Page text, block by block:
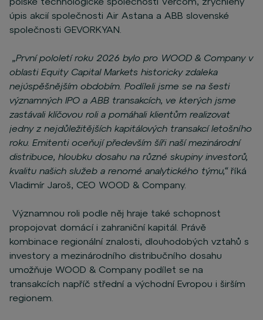
úpis akcií společnosti Air Astana a ABB slovenské
společnosti GEVORKYAN.
„První pololetí roku 2026 bylo pro WOOD & Company v
oblasti Equity Capital Markets historicky zdaleka
nejúspěšnějším obdobím. Podíleli jsme se na šesti
významných IPO a ABB transakcích, ve kterých jsme
zastávali klíčovou roli a pomáhali klientům realizovat
jedny z nejdůležitějších kapitálových transakcí letošního
roku. Emitenti oceňují především šíři naší mezinárodní
distribuce, hloubku dosahu na různé skupiny investorů,
kvalitu našich služeb a renomé analytického týmu,“říká
Vladimír Jaroš, CEO WOOD & Company.
Významnou roli podle něj hraje také schopnost
propojovat domácí i zahraniční kapitál. Právě
kombinace regionální znalosti, dlouhodobých vztahů s
investory a mezinárodního distribučního dosahu
umožňuje WOOD & Company podílet se na
transakcích napříč střední a východní Evropou i širším
regionem.